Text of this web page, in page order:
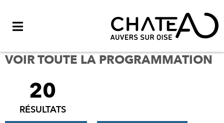
VOIR TOUTE LA PROGRAMMATION
FILTRER
RÉSULTATS
20
RÉSULTATS